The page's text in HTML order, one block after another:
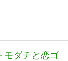
モダチと恋ゴ